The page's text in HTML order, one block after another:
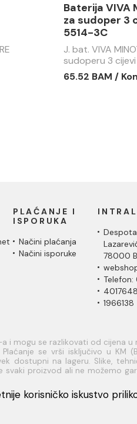
Baterija VIVA
za sudoper 3
5514-3C
J. bat. VIVA
sudoperu 3
65.52 BAM /
PLAĆANJE I
ISPORUKA
Načini plaćanja
Načini isporuke
INTRAL
78000
1966138
a i mogu se razlikovati od cijena
se vrši isključivo u KM
dostupni na lageru. Slike,
proizvod ali ne možemo
korisničko iskustvo